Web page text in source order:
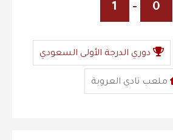
0
-
1
دوري الدرجة الأولى السعودي
ملعب نادي العروبة